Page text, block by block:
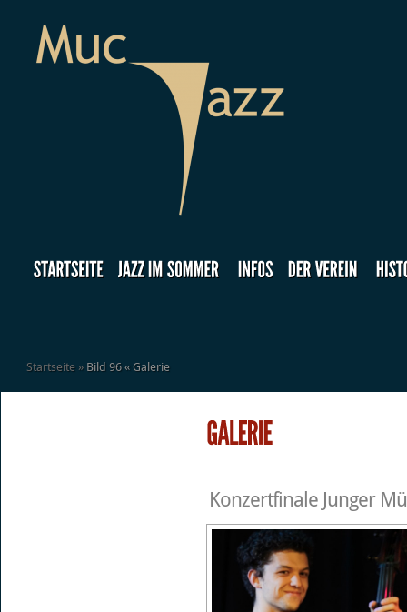
Startseite » Bild 96 « Galerie
Konzertfinale Junger